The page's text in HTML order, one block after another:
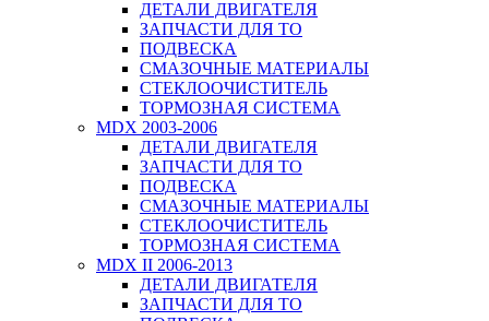
ДЕТАЛИ ДВИГАТЕЛЯ
ЗАПЧАСТИ ДЛЯ ТО
ПОДВЕСКА
СМАЗОЧНЫЕ МАТЕРИАЛЫ
СТЕКЛООЧИСТИТЕЛЬ
ТОРМОЗНАЯ СИСТЕМА
MDX 2003-2006
ДЕТАЛИ ДВИГАТЕЛЯ
ЗАПЧАСТИ ДЛЯ ТО
ПОДВЕСКА
СМАЗОЧНЫЕ МАТЕРИАЛЫ
СТЕКЛООЧИСТИТЕЛЬ
ТОРМОЗНАЯ СИСТЕМА
MDX II 2006-2013
ДЕТАЛИ ДВИГАТЕЛЯ
ЗАПЧАСТИ ДЛЯ ТО